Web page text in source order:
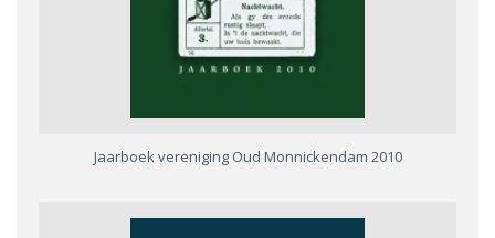
Jaarboek vereniging Oud Monnickendam 2010